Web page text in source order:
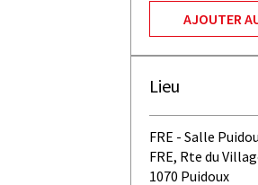
AJOUTER
Lieu
FRE - Salle
FRE, Rte du
1070 Puidoux